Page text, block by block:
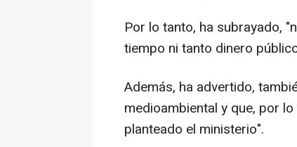
Por lo tanto, ha subrayado,
tiempo ni tanto dinero
Además, ha advertido,
medioambiental y que, por
planteado el ministerio".